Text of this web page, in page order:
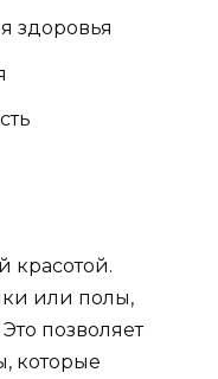
здоровья
красотой.
или полы,
позволяет
которые